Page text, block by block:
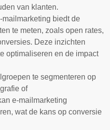
van klanten.
mailmarketing biedt de
te meten, zoals open rates,
Deze inzichten
optimaliseren en de impact
te segmenteren op
of
e-mailmarketing
wat de kans op conversie